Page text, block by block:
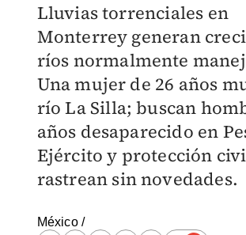
Lluvias torrenciales en
Monterrey generan
ríos normalmente
Una mujer de 26 años
río La Silla; buscan
años desaparecido en
Ejército y protección
rastrean sin novedades.
México/